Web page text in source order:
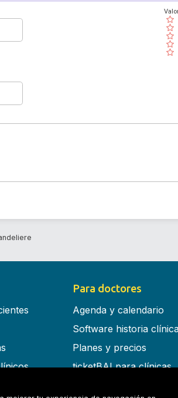
( )
( )
( )
( )
( )
Para doctores
Agenda y calendario
Software historia
Planes y precios
ticketBAI para clínicas